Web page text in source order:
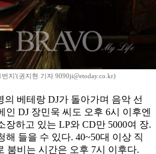
지'(권지현 기자 9090ji@etoday.co.kr)
의 베테랑 DJ가 돌아가며 음악 선
인 DJ 장민욱 씨도 오후 6시 이후엔
장하고 있는 LP와 CD만 5000여 장.
해 들을 수 있다. 40~50대 이상 직
붐비는 시간은 오후 7시 이후다.